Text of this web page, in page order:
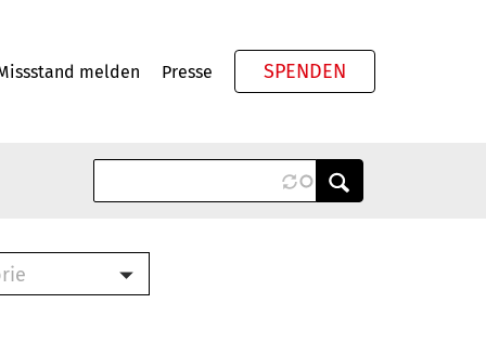
melden Presse SPENDEN